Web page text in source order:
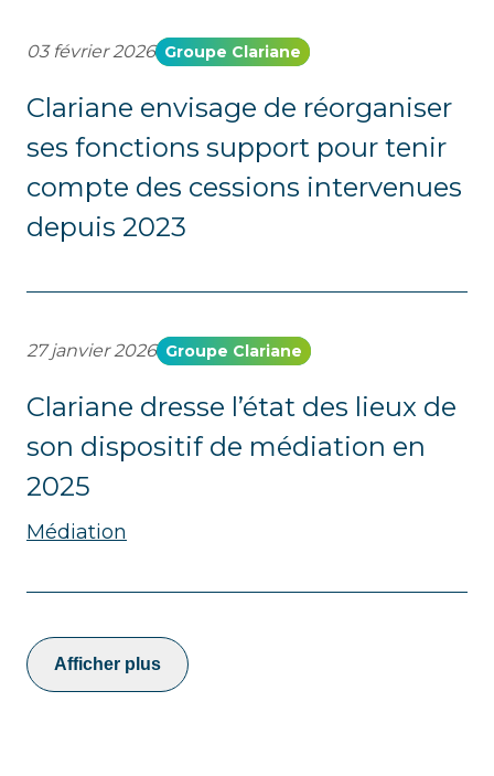
Clariane envisage de réorganiser
ses fonctions support pour tenir
compte des cessions intervenues
depuis 2023
03 février 2026 Groupe Clariane
Clariane dresse l’état des lieux de
son dispositif de médiation en
2025
27 janvier 2026 Groupe Clariane
Médiation
Afficher plus